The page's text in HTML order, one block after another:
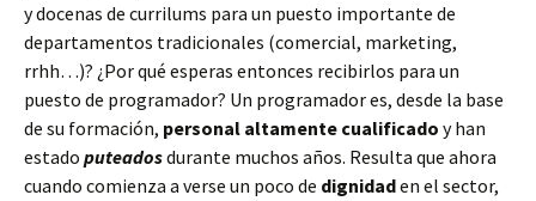
y docenas de currilums para un puesto importante de
departamentos tradicionales (comercial, marketing,
rrhh…)? ¿Por qué esperas entonces recibirlos para un
puesto de programador? Un programador es, desde la base
de su formación, personal altamente cualificado y han
estado puteadosdurante muchos años. Resulta que ahora
cuando comienza a verse un poco de dignidaden el sector,